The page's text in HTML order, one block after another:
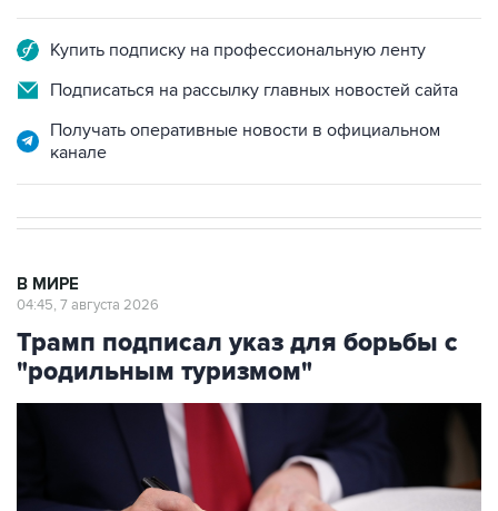
Подписаться на рассылку главных новостей сайта
Получать оперативные новости в официальном
Трамп подписал указ для борьбы с
"родильным туризмом"